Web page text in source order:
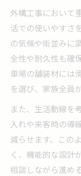
外構工事において
活での使いやすさ
の気候や街並みに
全性や耐久性も確
車場の舗装材には
を選び、家族全員
また、生活動線を
入れや来客時の導
減らせます。この
く、機能的な設計
相談しながら進め